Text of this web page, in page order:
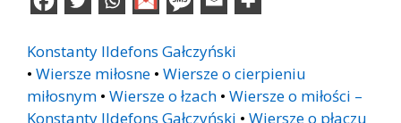
Konstanty Ildefons Gałczyński
• Wiersze miłosne • Wiersze o cierpieniu
miłosnym • Wiersze o łzach • Wiersze o miłości –
Konstanty Ildefons Gałczyński • Wiersze o płaczu